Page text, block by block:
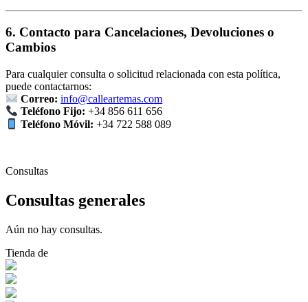
6. Contacto para Cancelaciones, Devoluciones o
Cambios
Para cualquier consulta o solicitud relacionada con esta política,
puede contactarnos:
Correo: info@calleartemas.com
Teléfono Fijo: +34 856 611 656
Teléfono Móvil: +34 722 588 089
Consultas
Consultas generales
Aún no hay consultas.
Tienda de